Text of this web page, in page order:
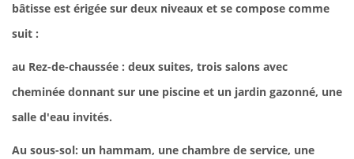
bâtisse est érigée sur deux niveaux et se compose comme
suit :
au Rez-de-chaussée : deux suites, trois salons avec
cheminée donnant sur une piscine et un jardin gazonné, une
salle d'eau invités.
Au sous-sol: un hammam, une chambre de service, une